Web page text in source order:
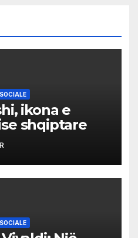
SOCIALE
ikona e
shqiptare
SOCIALE